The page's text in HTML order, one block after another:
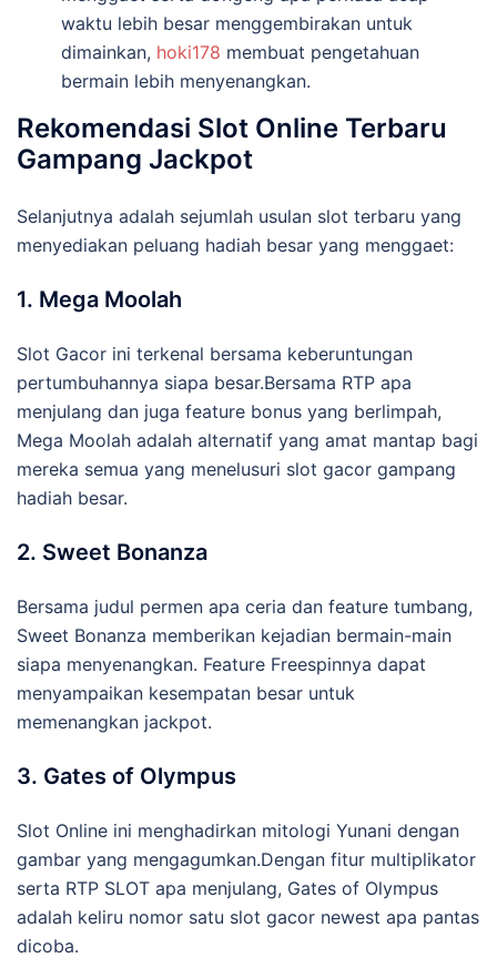
waktu lebih besar menggembirakan untuk
dimainkan, hoki178 membuat pengetahuan
bermain lebih menyenangkan.
Rekomendasi Slot Online Terbaru
Gampang Jackpot
Selanjutnya adalah sejumlah usulan slot terbaru yang
menyediakan peluang hadiah besar yang menggaet:
1. Mega Moolah
Slot Gacor ini terkenal bersama keberuntungan
pertumbuhannya siapa besar.Bersama RTP apa
menjulang dan juga feature bonus yang berlimpah,
Mega Moolah adalah alternatif yang amat mantap bagi
mereka semua yang menelusuri slot gacor gampang
hadiah besar.
2. Sweet Bonanza
Bersama judul permen apa ceria dan feature tumbang,
Sweet Bonanza memberikan kejadian bermain-main
siapa menyenangkan. Feature Freespinnya dapat
menyampaikan kesempatan besar untuk
memenangkan jackpot.
3. Gates of Olympus
Slot Online ini menghadirkan mitologi Yunani dengan
gambar yang mengagumkan.Dengan fitur multiplikator
serta RTP SLOT apa menjulang, Gates of Olympus
adalah keliru nomor satu slot gacor newest apa pantas
dicoba.